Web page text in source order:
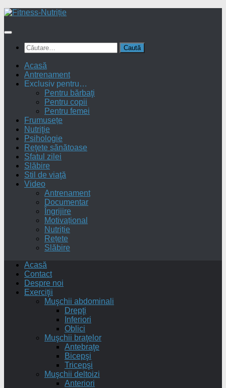
Skip
content
Caută
după:
Acasă
Antrenament
Exclusiv pentru…
Pentru bărbaţi
Pentru copii
Pentru femei
Frumusețe
Nutriţie
Psihologie
Reţete sănătoase
Sfatul zilei
Slăbire
Stil de viaţă
Video
Antrenament
Documentar
Îngrijire
Motivațional
Nutriție
Rețete
Slăbire
Acasă
Contact
Despre noi
Exerciţii
Muşchii abdominali
Drepţi
Inferiori
Oblici
Muşchii braţelor
Antebraţe
Bicepşi
Tricepşi
Muşchii deltoizi
Anteriori